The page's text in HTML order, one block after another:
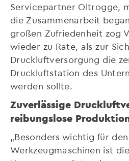
Servicepartner Oltrogge,
die Zusammenarbeit
großen Zufriedenheit zog
wieder zu Rate, als zur
Druckluftversorgung die
Druckluftstation des
werden sollte.
Zuverlässige
reibungslose
„Besonders wichtig für
Werkzeugmaschinen ist